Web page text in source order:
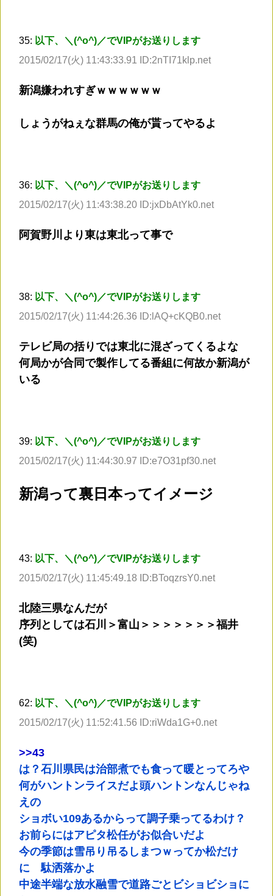
35: 以下、＼(^o^)／でVIPがお送りします
2015/02/17(火) 11:43:33.91 ID:2nTI71klp.net
新潟嫌われすぎｗｗｗｗｗｗ
しょうがねぇな群馬の俺が貰ってやるよ
36: 以下、＼(^o^)／でVIPがお送りします
2015/02/17(火) 11:43:38.20 ID:jxDbAtYk0.net
阿賀野川より東は東北って事で
38: 以下、＼(^o^)／でVIPがお送りします
2015/02/17(火) 11:44:26.36 ID:lAQ+cKQB0.net
テレビ局の括りでは東北に混ざってくるよな
何局かが合同で製作してる番組に何故か新潟が
いる
39: 以下、＼(^o^)／でVIPがお送りします
2015/02/17(火) 11:44:30.97 ID:e7O31pf30.net
新潟って裏日本ってイメージ
43: 以下、＼(^o^)／でVIPがお送りします
2015/02/17(火) 11:45:49.18 ID:BToqzrsY0.net
北陸三県なんだが
序列としては石川＞富山＞＞＞＞＞＞＞福井
(笑)
62: 以下、＼(^o^)／でVIPがお送りします
2015/02/17(火) 11:52:41.56 ID:riWda1G+0.net
>>43
は？石川県民は治部煮でも食って暖とってろや
何がハントンライスだよ頭ハントンなんじゃね
えの
ショボい109あるからって調子乗ってるわけ？
お前らにはアピタ松任がお似合いだよ
今の季節は雪吊り吊るしまつｗってか松だけ
に 駄洒落かよ
中途半端な放水融雪で道路ごとビショビショに